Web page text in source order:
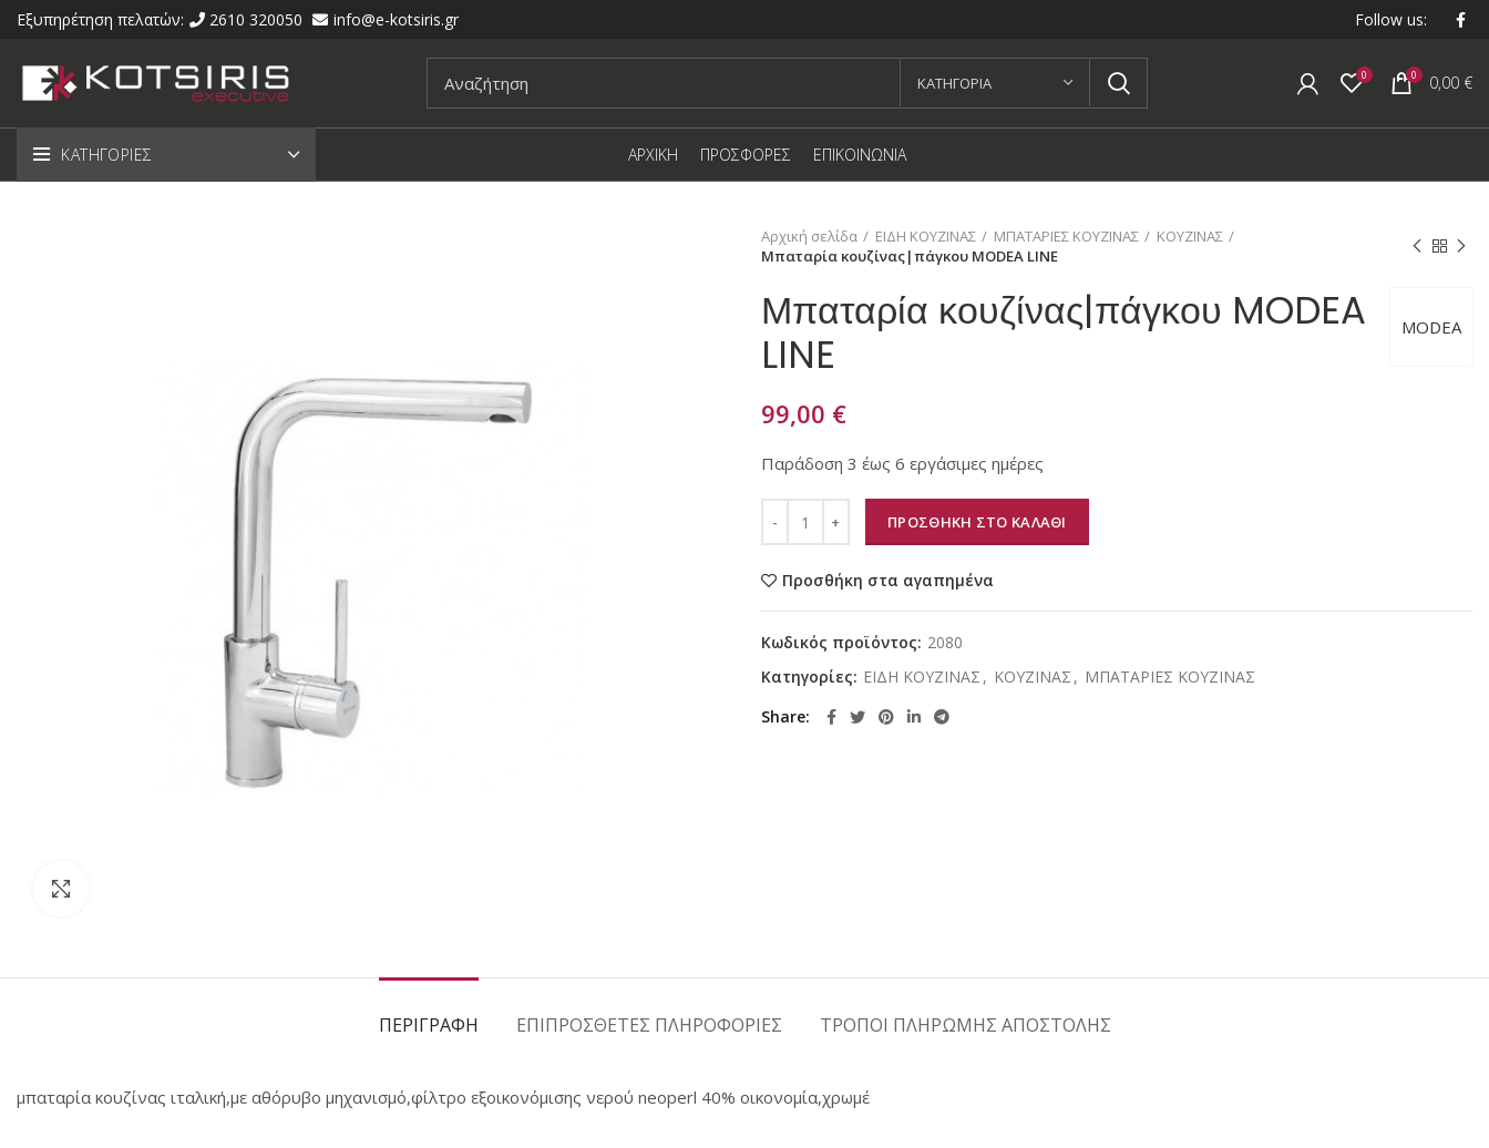
Εξυπηρέτηση πελατών: 2610 320050 info@e-kotsiris.gr Follow us:
KΑΤΗΓΟΡΙΑ 0 0 0,00 €
ΚΑΤΗΓΟΡΙΕΣ ΑΡΧΙΚΗ ΠΡΟΣΦΟΡΕΣ ΕΠΙΚΟΙΝΩΝΙΑ
Αρχική σελίδα ΕΙΔΗ ΚΟΥΖΙΝΑΣ ΜΠΑΤΑΡΙΕΣ ΚΟΥΖΙΝΑΣ
ΚΟΥΖΙΝΑΣ
Μπαταρία κουζίνας|πάγκου MODEA LINE
MODEA
Μπαταρία κουζίνας|πάγκου MODEA
LINE
99,00 €
Παράδοση 3 έως 6 εργάσιμες ημέρες
ΠΡΟΣΘΗΚΗ ΣΤΟ ΚΑΛΑΘΙ
Προσθήκη στα αγαπημένα
Κωδικός προϊόντος: 2080
Κατηγορίες: ΕΙΔΗ ΚΟΥΖΙΝΑΣ , ΚΟΥΖΙΝΑΣ , ΜΠΑΤΑΡΙΕΣ ΚΟΥΖΙΝΑΣ
Share
ΠΕΡΙΓΡΑΦΗ ΕΠΙΠΡΟΣΘΕΤΕΣ ΠΛΗΡΟΦΟΡΙΕΣ ΤΡΟΠΟΙ ΠΛΗΡΩΜΗΣ ΑΠΟΣΤΟΛΗΣ
μπαταρία κουζίνας ιταλική,με αθόρυβο μηχανισμό,φίλτρο εξοικονόμισης νερού neoperl 40% οικονομία,χρωμέ